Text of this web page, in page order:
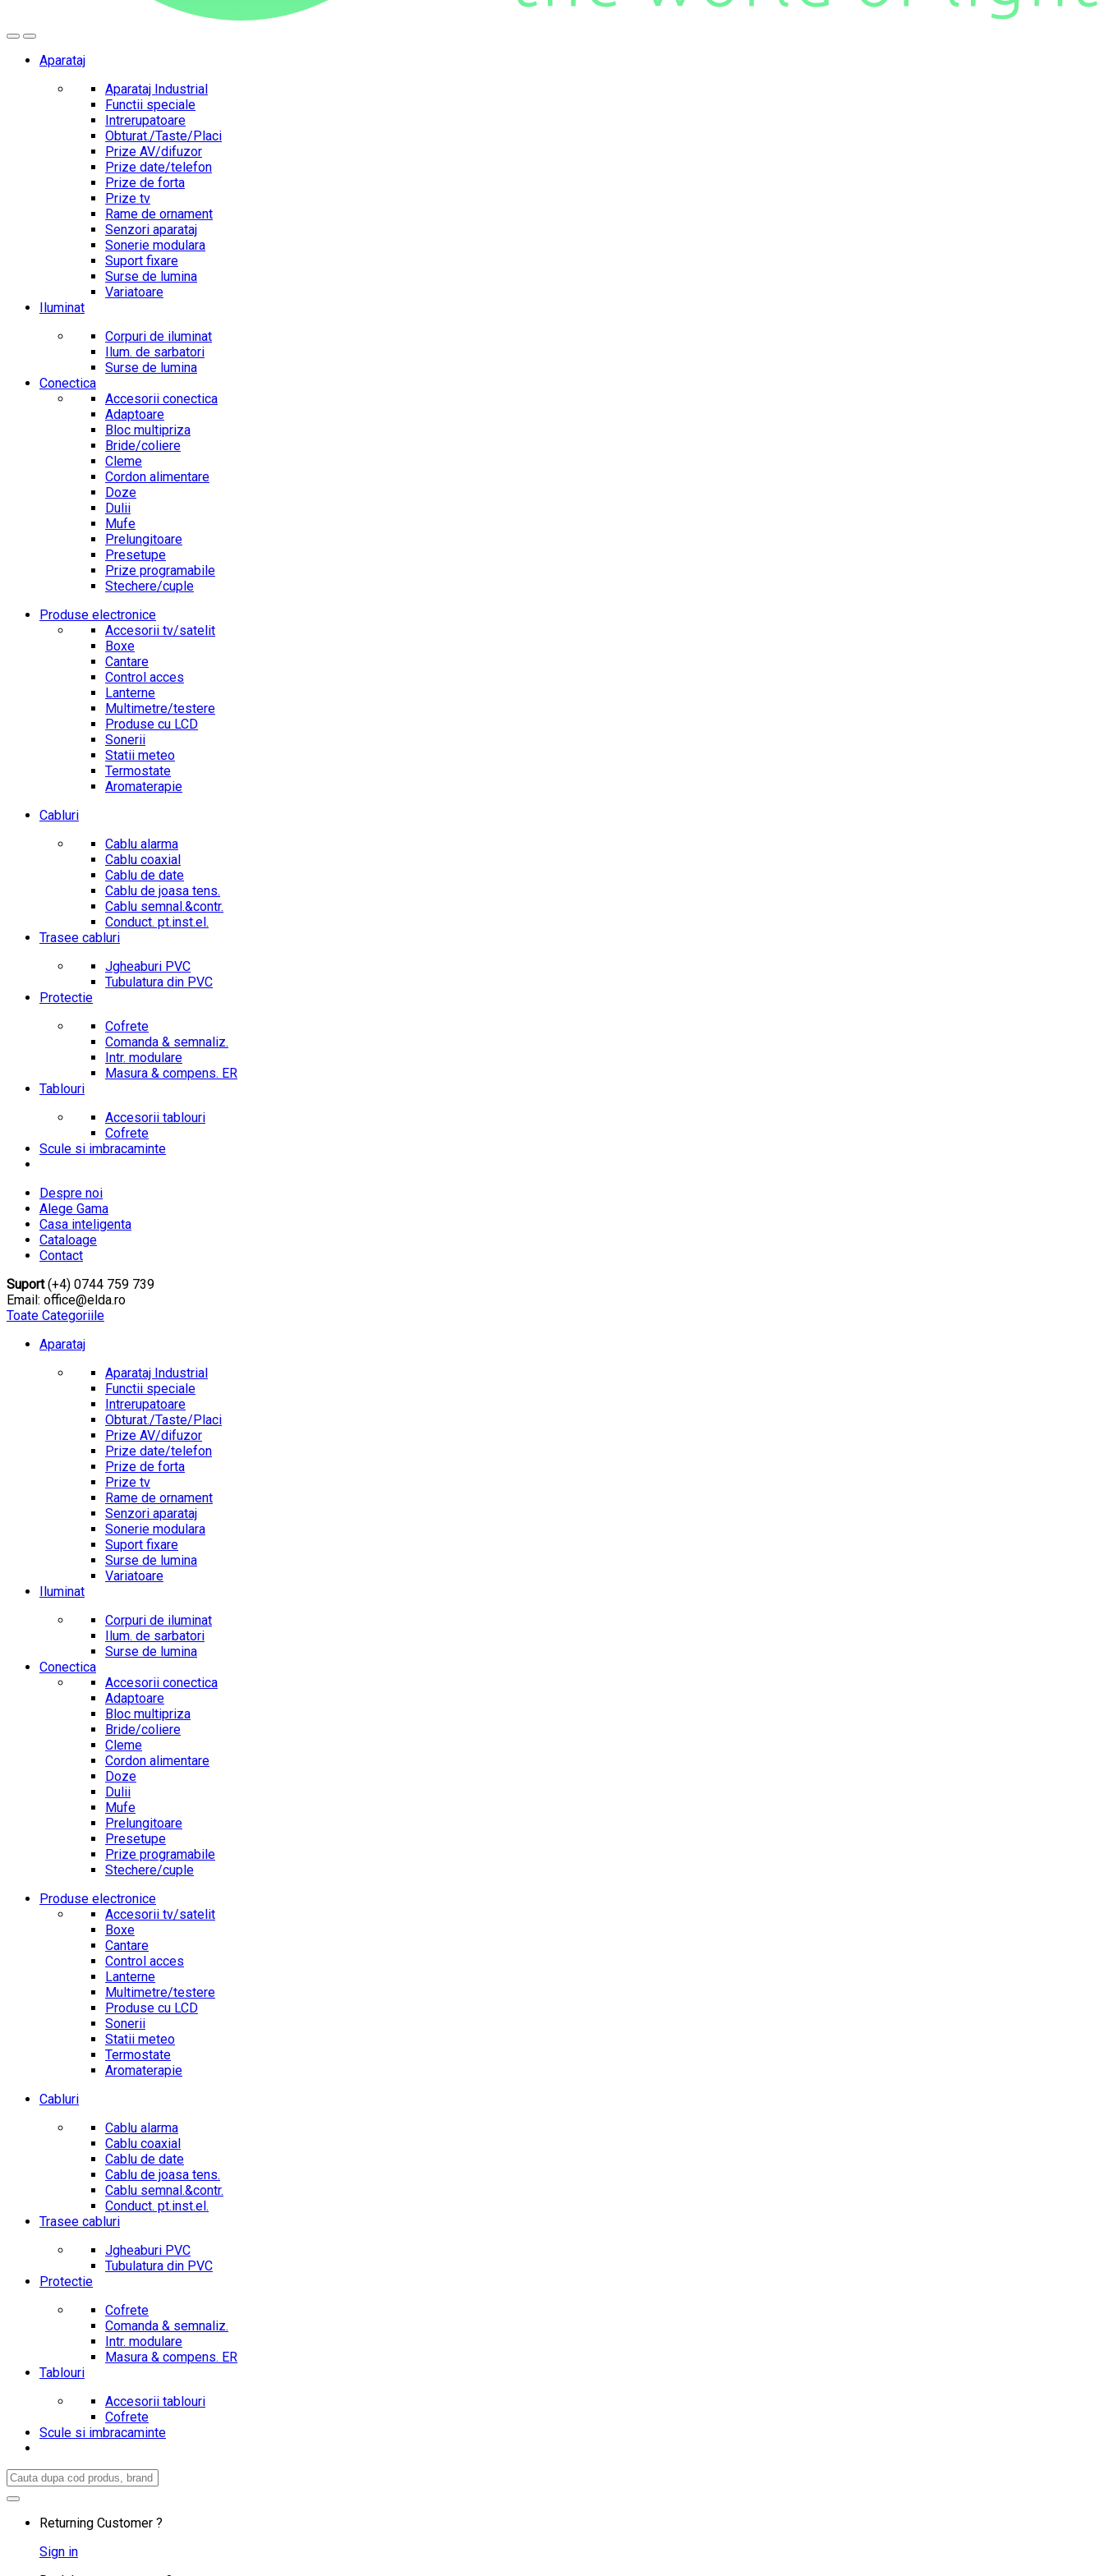
Aparataj
Aparataj Industrial
Functii speciale
Intrerupatoare
Obturat./Taste/Placi
Prize AV/difuzor
Prize date/telefon
Prize de forta
Prize tv
Rame de ornament
Senzori aparataj
Sonerie modulara
Suport fixare
Surse de lumina
Variatoare
Iluminat
Corpuri de iluminat
Ilum. de sarbatori
Surse de lumina
Conectica
Accesorii conectica
Adaptoare
Bloc multipriza
Bride/coliere
Cleme
Cordon alimentare
Doze
Dulii
Mufe
Prelungitoare
Presetupe
Prize programabile
Stechere/cuple
Produse electronice
Accesorii tv/satelit
Boxe
Cantare
Control acces
Lanterne
Multimetre/testere
Produse cu LCD
Sonerii
Statii meteo
Termostate
Aromaterapie
Cabluri
Cablu alarma
Cablu coaxial
Cablu de date
Cablu de joasa tens.
Cablu semnal.&contr.
Conduct. pt.inst.el.
Trasee cabluri
Jgheaburi PVC
Tubulatura din PVC
Protectie
Cofrete
Comanda & semnaliz.
Intr. modulare
Masura & compens. ER
Tablouri
Accesorii tablouri
Cofrete
Scule si imbracaminte
Despre noi
Alege Gama
Casa inteligenta
Cataloage
Contact
Suport(+4) 0744 759 739
Email: office@elda.ro
Toate Categoriile
Aparataj
Aparataj Industrial
Functii speciale
Intrerupatoare
Obturat./Taste/Placi
Prize AV/difuzor
Prize date/telefon
Prize de forta
Prize tv
Rame de ornament
Senzori aparataj
Sonerie modulara
Suport fixare
Surse de lumina
Variatoare
Iluminat
Corpuri de iluminat
Ilum. de sarbatori
Surse de lumina
Conectica
Accesorii conectica
Adaptoare
Bloc multipriza
Bride/coliere
Cleme
Cordon alimentare
Doze
Dulii
Mufe
Prelungitoare
Presetupe
Prize programabile
Stechere/cuple
Produse electronice
Accesorii tv/satelit
Boxe
Cantare
Control acces
Lanterne
Multimetre/testere
Produse cu LCD
Sonerii
Statii meteo
Termostate
Aromaterapie
Cabluri
Cablu alarma
Cablu coaxial
Cablu de date
Cablu de joasa tens.
Cablu semnal.&contr.
Conduct. pt.inst.el.
Trasee cabluri
Jgheaburi PVC
Tubulatura din PVC
Protectie
Cofrete
Comanda & semnaliz.
Intr. modulare
Masura & compens. ER
Tablouri
Accesorii tablouri
Cofrete
Scule si imbracaminte
Search
for:
Returning Customer ?
Sign in